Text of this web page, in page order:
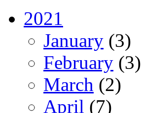
2021
January (3)
February (3)
March (2)
April (7)